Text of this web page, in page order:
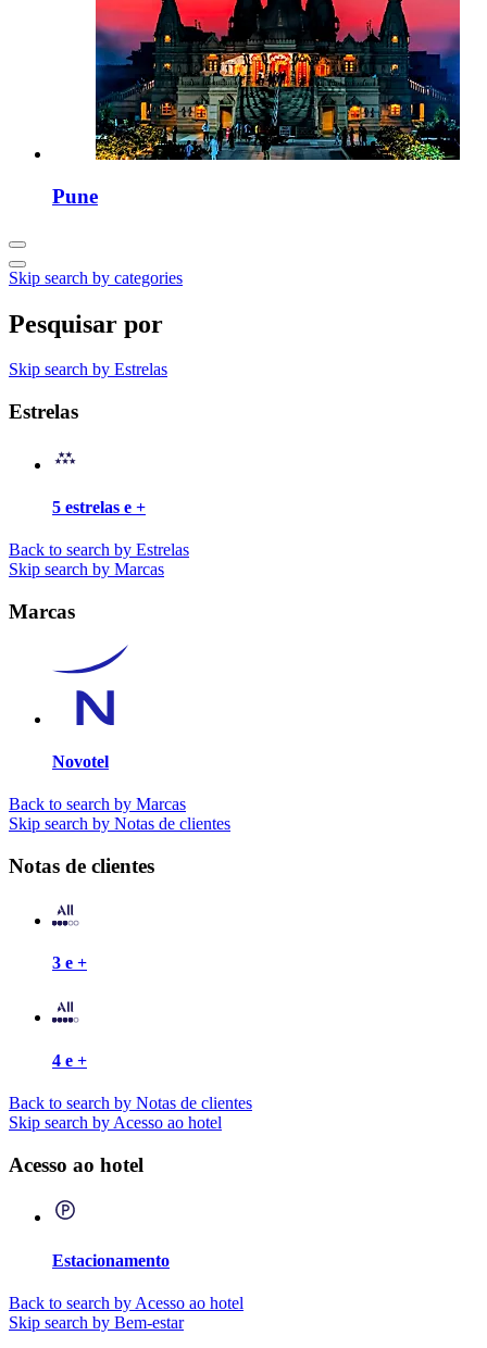
Pune
Skip search by categories
Pesquisar por
Skip search by Estrelas
Estrelas
5 estrelas e +
Back to search by Estrelas
Skip search by Marcas
Marcas
Novotel
Back to search by Marcas
Skip search by Notas de clientes
Notas de clientes
3 e +
4 e +
Back to search by Notas de clientes
Skip search by Acesso ao hotel
Acesso ao hotel
Estacionamento
Back to search by Acesso ao hotel
Skip search by Bem-estar